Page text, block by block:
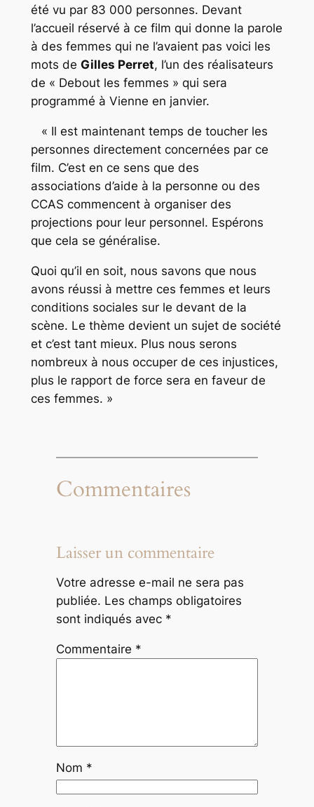
été vu par 83 000 personnes. Devant
l’accueil réservé à ce film qui donne la parole
à des femmes qui ne l’avaient pas voici les
mots de Gilles Perret, l’un des réalisateurs
de « Debout les femmes » qui sera
programmé à Vienne en janvier.
« Il est maintenant temps de toucher les
personnes directement concernées par ce
film. C’est en ce sens que des
associations d’aide à la personne ou des
CCAS commencent à organiser des
projections pour leur personnel. Espérons
que cela se généralise.
Quoi qu’il en soit, nous savons que nous
avons réussi à mettre ces femmes et leurs
conditions sociales sur le devant de la
scène. Le thème devient un sujet de société
et c’est tant mieux. Plus nous serons
nombreux à nous occuper de ces injustices,
plus le rapport de force sera en faveur de
ces femmes. »
Commentaires
Laisser un commentaire
Votre adresse e-mail ne sera pas
publiée. Les champs obligatoires
sont indiqués avec *
Commentaire *
Nom *